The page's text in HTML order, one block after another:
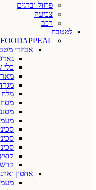
פרזול וברגים
צביעה
רכב
למטבח
FOODAPPEAL
אביזרי
מלח
אחסון